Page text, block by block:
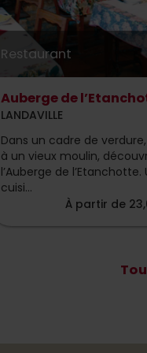
Restaurant
Auberge de
LANDAVILLE
Dans un cadre de
à un vieux moulin,
l’Auberge de l’Etanchotte.
cuisi...
À partir de